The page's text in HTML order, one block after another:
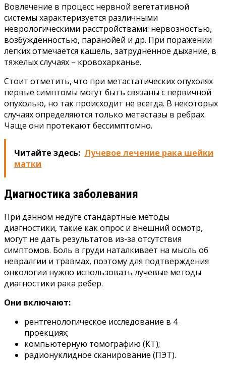
Вовлечение в процесс нервной вегетативной
системы характеризуется различными
неврологическими расстройствами: нервозностью,
возбужденностью, паранойей и др. При поражении
легких отмечается кашель, затрудненное дыхание, в
тяжелых случаях – кровохарканье.
Стоит отметить, что при метастатических опухолях
первые симптомы могут быть связаны с первичной
опухолью, но так происходит не всегда. В некоторых
случаях определяются только метастазы в ребрах.
Чаще они протекают бессимптомно.
Читайте здесь: Лучевое лечение рака шейки
матки
Диагностика заболевания
При данном недуге стандартные методы
диагностики, такие как опрос и внешний осмотр,
могут не дать результатов из-за отсутствия
симптомов. Боль в груди наталкивает на мысль об
невралгии и травмах, поэтому для подтверждения
онкологии нужно использовать лучевые методы
диагностики рака ребер.
Они включают:
рентгенологическое исследование в 4
проекциях;
компьютерную томографию (КТ);
радионуклидное сканирование (ПЭТ).